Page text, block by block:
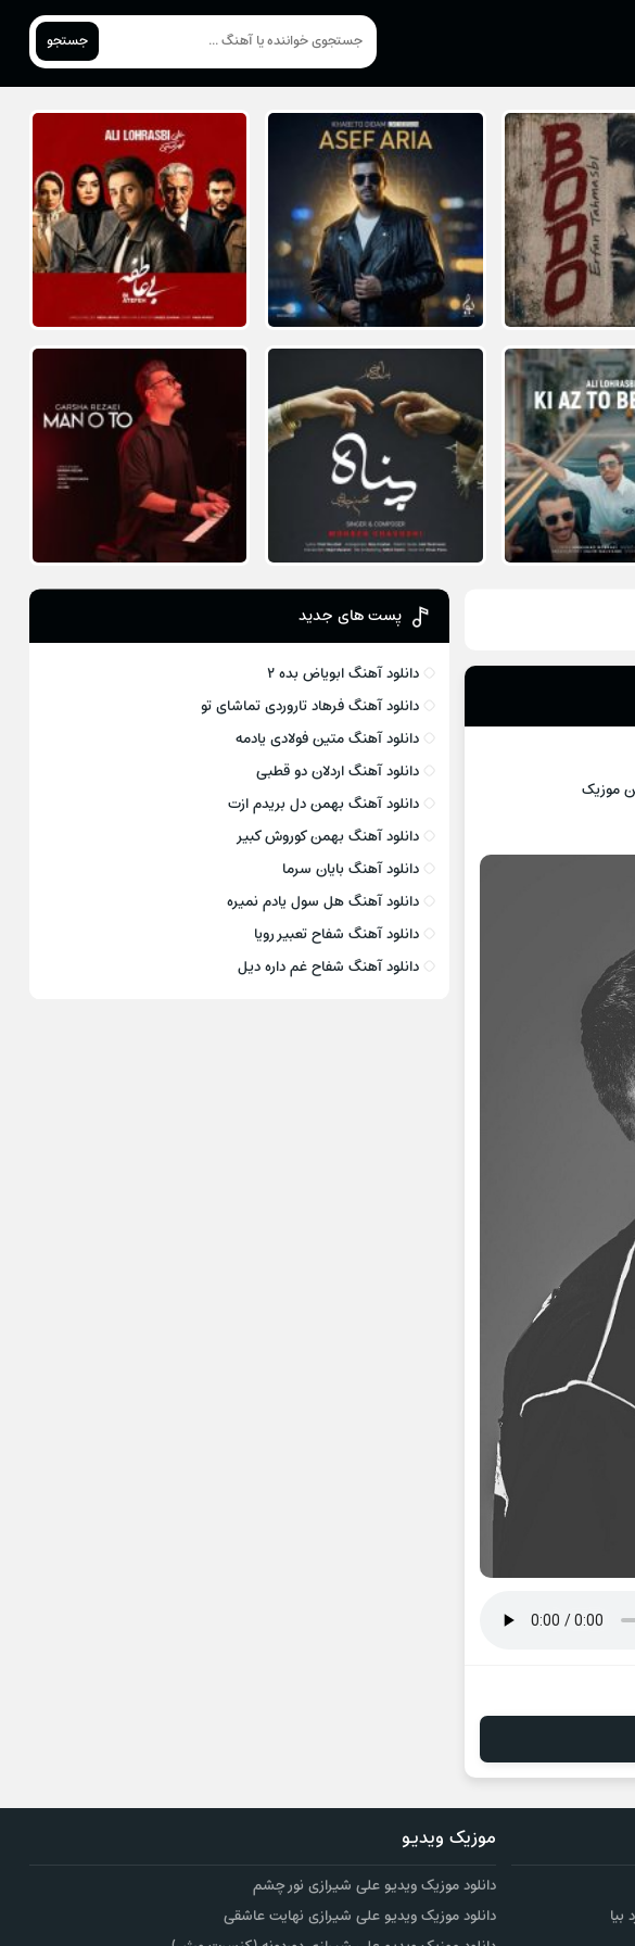
جستجو
موزيک
پست های جدید
دانلود آهنگ ابویاض بده ۲
دانلود آهنگ فرهاد تاروردی تماشای تو
دانلود آهنگ متین فولادی یادمه
دانلود آهنگ اردلان دو قطبی
دانلود آهنگ بهمن دل بریدم ازت
دانلود آهنگ بهمن کوروش کبیر
دانلود آهنگ بایان سرما
دانلود آهنگ هل سول یادم نمیره
دانلود آهنگ شفاح تعبیر رویا
دانلود آهنگ شفاح غم داره دیل
موزیک ویدیو
دانلود موزیک ویدیو علی شیرازی نور چشم
دانلود موزیک ویدیو علی شیرازی نهایت عاشقی